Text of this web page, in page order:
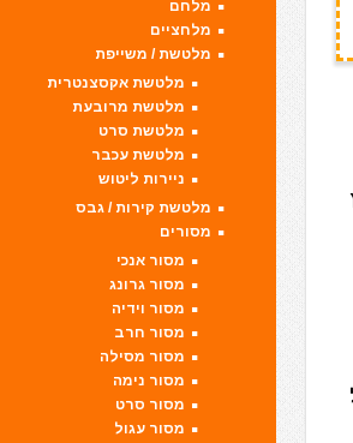
מלחם
מלחציים
מלטשת / משייפת
מלטשת אקסצנטרית
מלטשת מרובעת
מלטשת סרט
מלטשת עכבר
ניירות ליטוש
מלטשת קירות / גבס
מסורים
מסור אנכי
מסור גרונג
מסור וידיה
מסור חרב
מסור מסילה
מסור נימה
מסור סרט
מסור עגול